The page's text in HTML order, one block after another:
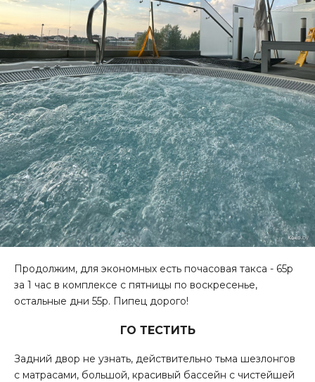
Продолжим, для экономных есть почасовая такса - 65р
за 1 час в комплексе с пятницы по воскресенье,
остальные дни 55р. Пипец дорого!
ГО ТЕСТИТЬ
Задний двор не узнать, действительно тьма шезлонгов
с матрасами, большой, красивый бассейн с чистейшей